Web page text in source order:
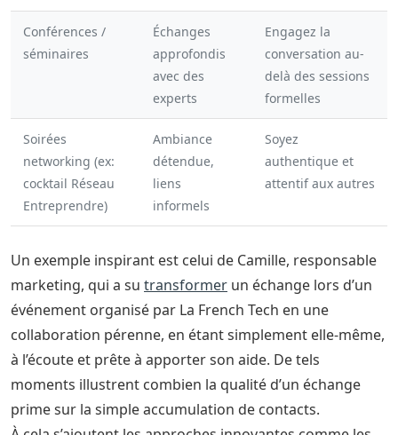
Conférences /
séminaires
Échanges
approfondis
avec des
experts
Engagez la
conversation au-
delà des sessions
formelles
Soirées
networking (ex:
cocktail Réseau
Entreprendre)
Ambiance
détendue,
liens
informels
Soyez
authentique et
attentif aux autres
Un exemple inspirant est celui de Camille, responsable
marketing, qui a su transformer un échange lors d’un
événement organisé par La French Tech en une
collaboration pérenne, en étant simplement elle-même,
à l’écoute et prête à apporter son aide. De tels
moments illustrent combien la qualité d’un échange
prime sur la simple accumulation de contacts.